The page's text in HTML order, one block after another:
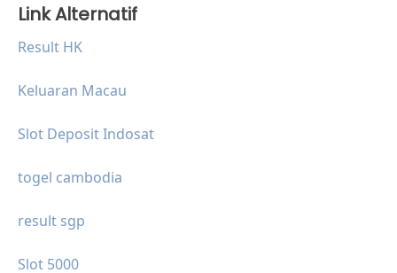
Link Alternatif
Result HK
Keluaran Macau
Slot Deposit Indosat
togel cambodia
result sgp
Slot 5000